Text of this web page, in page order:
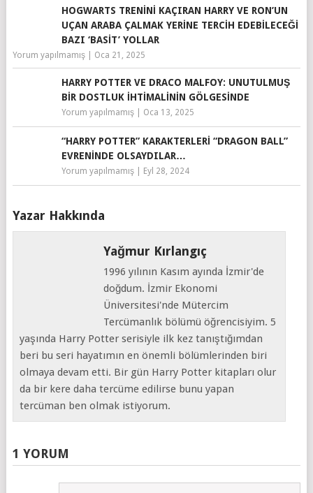
HOGWARTS TRENINI KAÇIRAN HARRY VE RON’UN
UÇAN ARABA ÇALMAK YERINE TERCIH EDEBILECEĞI
BAZI ‘BASIT’ YOLLAR
Yorum yapılmamış| Oca 21, 2025
HARRY POTTER VE DRACO MALFOY: UNUTULMUŞ
BIR DOSTLUK İHTIMALININ GÖLGESINDE
Yorum yapılmamış| Oca 13, 2025
“HARRY POTTER” KARAKTERLERI “DRAGON BALL”
EVRENINDE OLSAYDILAR…
Yorum yapılmamış| Eyl 28, 2024
Yazar Hakkında
Yağmur Kırlangıç
1996 yılının Kasım ayında İzmir'de
doğdum. İzmir Ekonomi
Üniversitesi'nde Mütercim
Tercümanlık bölümü öğrencisiyim. 5
yaşında Harry Potter serisiyle ilk kez tanıştığımdan
beri bu seri hayatımın en önemli bölümlerinden biri
olmaya devam etti. Bir gün Harry Potter kitapları olur
da bir kere daha tercüme edilirse bunu yapan
tercüman ben olmak istiyorum.
1 YORUM